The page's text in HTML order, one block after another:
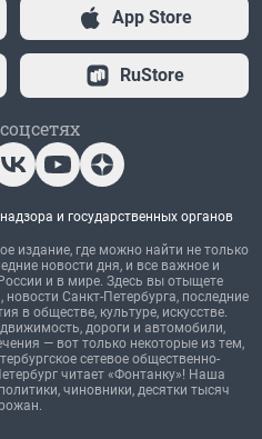
App Store
RuStore
и государственных органов
издание, где можно найти не только
новости дня, и все важное и
и в мире. Здесь вы отыщете
Санкт-Петербурга, последние
в обществе, культуре, искусстве.
дороги и автомобили,
— вот только некоторые из тем,
сетевое общественно-
читает «Фонтанку»! Наша
чиновники, десятки тысяч